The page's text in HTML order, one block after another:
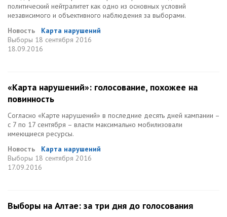
политический нейтралитет как одно из основных условий
независимого и объективного наблюдения за выборами.
Новость
Карта нарушений
Выборы 18 сентября 2016
18.09.2016
«Карта нарушений»: голосование, похожее на
повинность
Согласно «Карте нарушений» в последние десять дней кампании –
с 7 по 17 сентября – власти максимально мобилизовали
имеющиеся ресурсы.
Новость
Карта нарушений
Выборы 18 сентября 2016
17.09.2016
Выборы на Алтае: за три дня до голосования